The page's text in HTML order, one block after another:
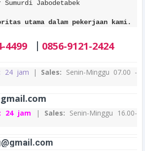
Sumurdi Jabodetabek
utama dalam pekerjaan kami.
4499 | 0856-9121-2424
24 jam | Sales: Senin-Minggu 07.00 -
24 jam | Sales: Senin-Minggu 16.00-